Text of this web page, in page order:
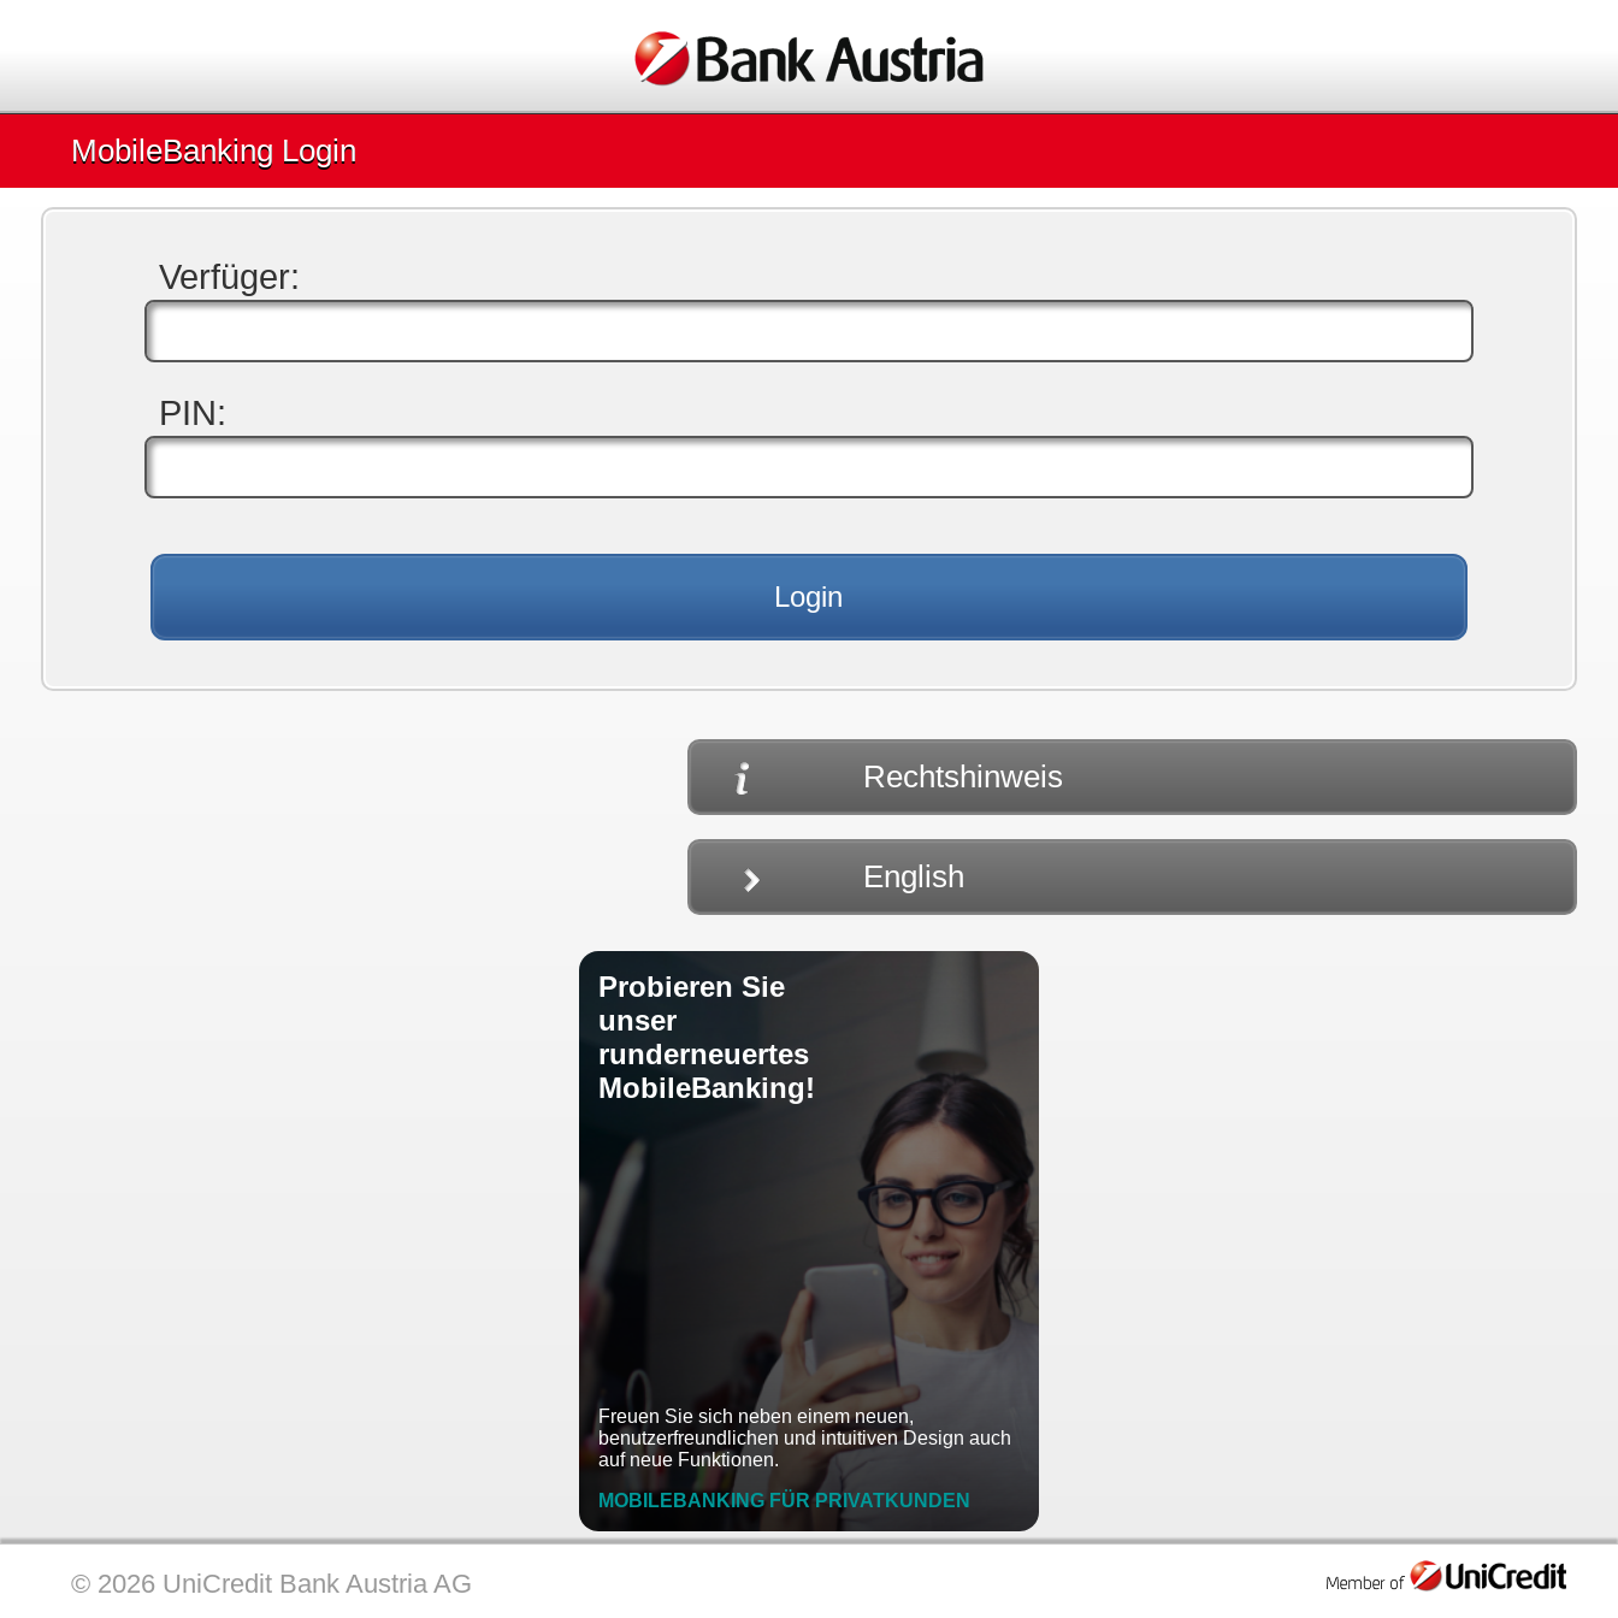
MobileBanking Login
Verfüger:
PIN:
Rechtshinweis
English
Probieren Sie
unser
runderneuertes
MobileBanking!
Freuen Sie sich neben einem neuen,
benutzerfreundlichen und intuitiven Design auch
auf neue Funktionen.
MOBILEBANKING FÜR PRIVATKUNDEN
© 2026 UniCredit Bank Austria AG